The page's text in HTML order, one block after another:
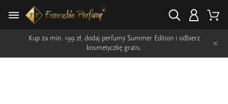
Kup za min. 199 zł, dodaj perfumy Summer Edition i odbierz
kosmetyczkę gratis.
×